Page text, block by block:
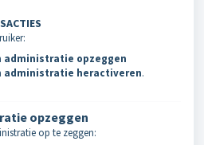
administratie opzeggen
administratie heractiveren.
opzeggen
op te zeggen: